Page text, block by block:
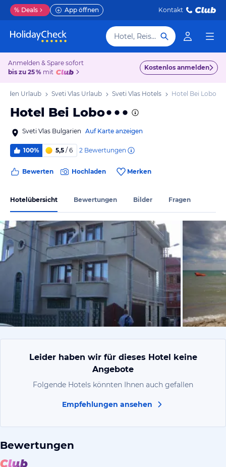
% Deals App öffnen Kontakt
Hotel, Reiseziel
Anmelden & Spare sofort
bis zu 25 % mit
Kostenlos anmelden
Urlaub Sveti Vlas Urlaub Sveti Vlas Hotels Hotel Bei Lobo
Hotel Bei Lobo
Sveti Vlas Bulgarien Auf Karte anzeigen
100% 5,5 / 6 2 Bewertungen
Bewerten Hochladen Merken
Hotelübersicht Bewertungen Bilder Fragen
von
Leider haben wir für dieses Hotel keine
Angebote
Folgende Hotels könnten Ihnen auch gefallen
Empfehlungen ansehen
Bewertungen